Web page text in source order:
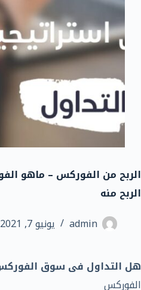
الربح من الفوركس – ماهو
الربح منه
admin
يونيو 7, 2021
هل التداول فى سوق
الفوركس